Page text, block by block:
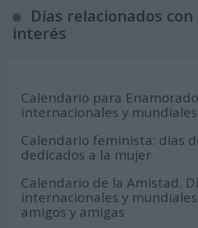
Días relacionados
interés
Calendario para
internacionales y
Calendario feminista: días
dedicados a la mujer
Calendario de la Amistad.
internacionales y
amigos y amigas